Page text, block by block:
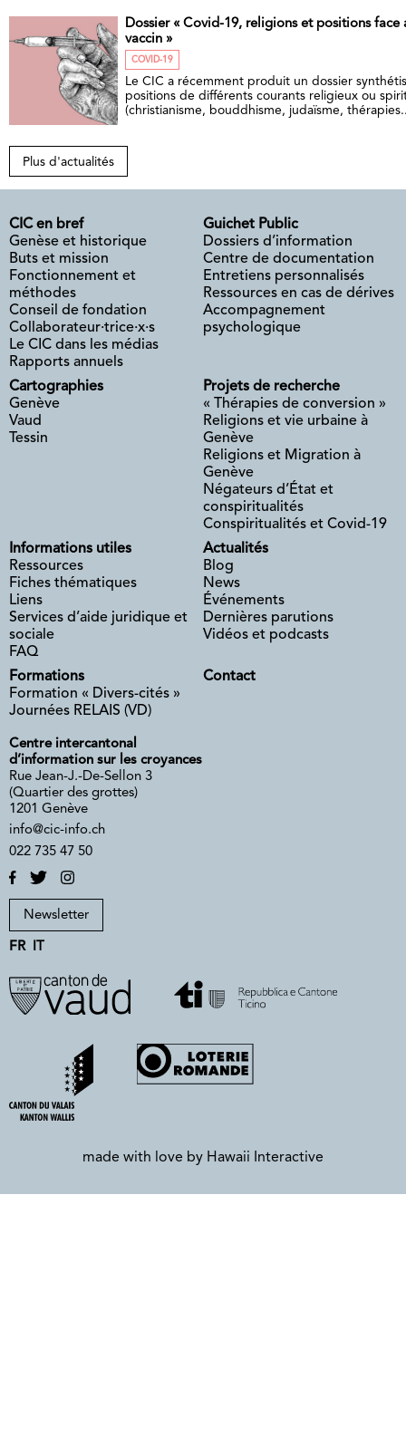
Dossier « Covid-19, religions et positions face
vaccin »
COVID-19
Le CIC a récemment produit un dossier
positions de différents courants religieux ou
(christianisme, bouddhisme, judaïsme,
Plus d'actualités
CIC en bref
Genèse et historique
Buts et mission
Fonctionnement et
méthodes
Conseil de fondation
Collaborateur·trice·x·s
Le CIC dans les médias
Rapports annuels
Guichet Public
Dossiers d’information
Centre de documentation
Entretiens personnalisés
Ressources en cas de dérives
Accompagnement
psychologique
Cartographies
Genève
Vaud
Tessin
Projets de recherche
« Thérapies de conversion »
Religions et vie urbaine à
Genève
Religions et Migration à
Genève
Négateurs d’État et
conspiritualités
Conspiritualités et Covid-19
Informations utiles
Ressources
Fiches thématiques
Liens
Services d’aide juridique et
sociale
FAQ
Actualités
Blog
News
Événements
Dernières parutions
Vidéos et podcasts
Formations
Formation « Divers-cités »
Journées RELAIS (VD)
Contact
Centre intercantonal
d’information sur les croyances
Rue Jean-J.-De-Sellon 3
(Quartier des grottes)
1201 Genève
info@cic-info.ch
022 735 47 50
Newsletter
FR IT
made with love by Hawaii Interactive